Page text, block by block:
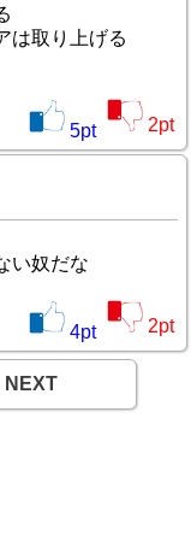
は取り上げる
5pt 2pt
い奴だな
4pt 2pt
NEXT